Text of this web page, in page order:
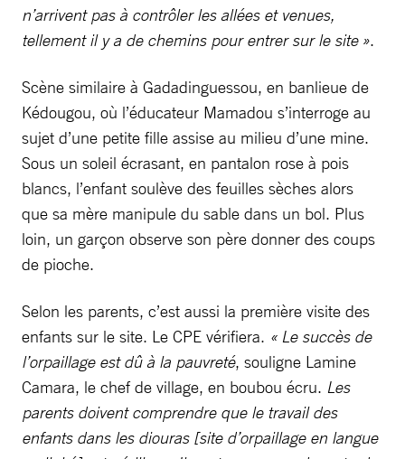
n’arrivent pas à contrôler les allées et venues,
tellement il y a de chemins pour entrer sur le site ».
Scène similaire à Gadadinguessou, en banlieue de
Kédougou, où l’éducateur Mamadou s’interroge au
sujet d’une petite fille assise au milieu d’une mine.
Sous un soleil écrasant, en pantalon rose à pois
blancs, l’enfant soulève des feuilles sèches alors
que sa mère manipule du sable dans un bol. Plus
loin, un garçon observe son père donner des coups
de pioche.
Selon les parents, c’est aussi la première visite des
enfants sur le site. Le CPE vérifiera. « Le succès de
l’orpaillage est dû à la pauvreté, souligne Lamine
Camara, le chef de village, en boubou écru. Les
parents doivent comprendre que le travail des
enfants dans les diouras [site d’orpaillage en langue